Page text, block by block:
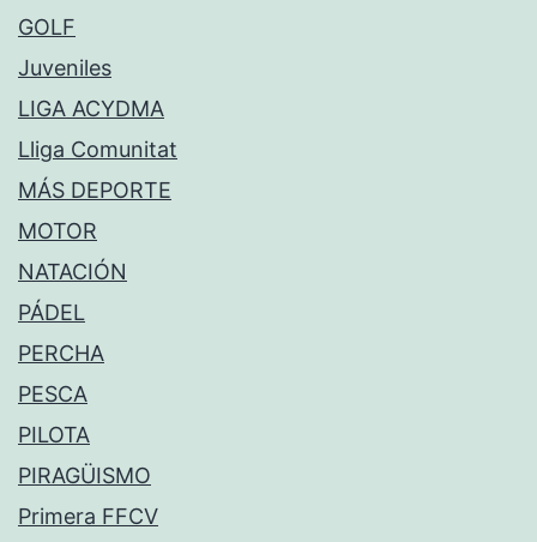
GOLF
Juveniles
LIGA ACYDMA
Lliga Comunitat
MÁS DEPORTE
MOTOR
NATACIÓN
PÁDEL
PERCHA
PESCA
PILOTA
PIRAGÜISMO
Primera FFCV